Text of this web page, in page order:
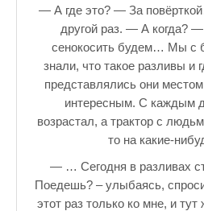
Фотоссесия. Лучшие спортсмены.
От улыбки станет всем светлей
Настольный теннис в Пушкине
Лучшее видео месяца
Секции настольного тенниса в
Куда уходит детство
Зарядись позитивом
— А где это? — За
другой раз. — А когда? —
сенокосить будем… Мы с
знали, что такое разливы и
представлялись они
интересным. С каждым
возрастал, а трактор с
то на какие-
— … Сегодня в разливах
Поедешь? – улыбаясь,
этот раз только ко мне, и